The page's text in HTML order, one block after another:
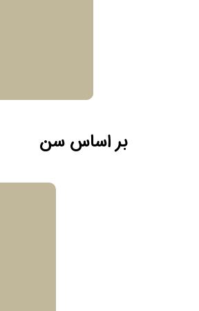
بر اساس سن